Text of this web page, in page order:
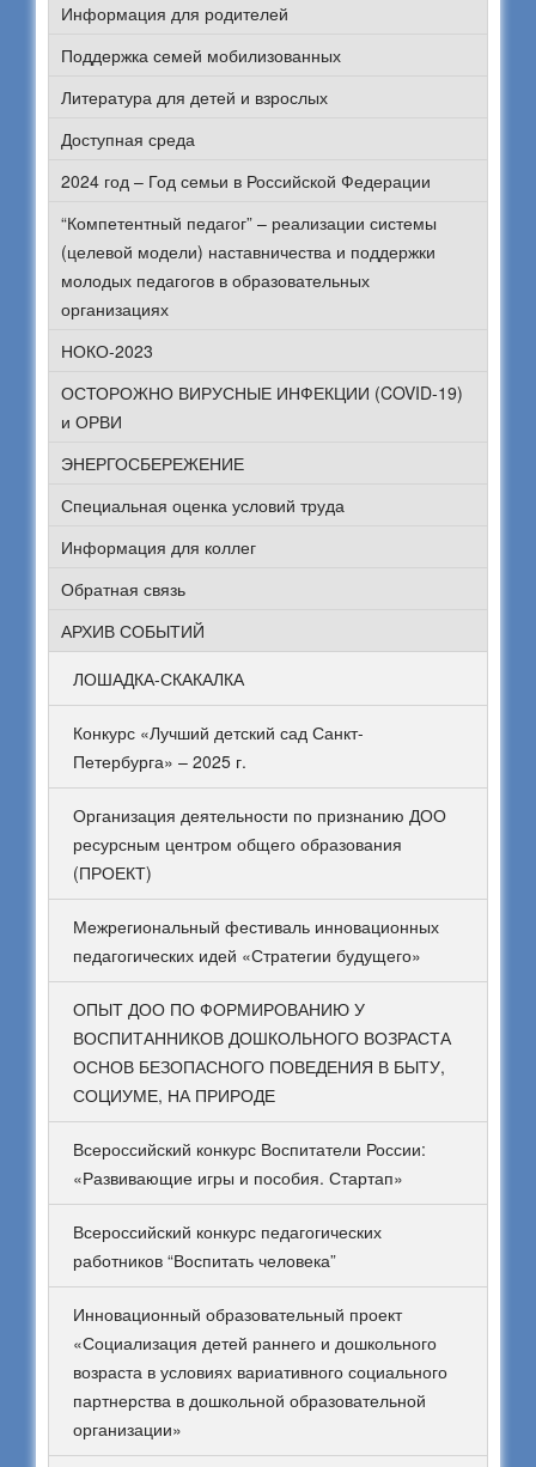
Информация для родителей
Поддержка семей мобилизованных
Литература для детей и взрослых
Доступная среда
2024 год – Год семьи в Российской Федерации
“Компетентный педагог” – реализации системы
(целевой модели) наставничества и поддержки
молодых педагогов в образовательных
организациях
НОКО-2023
ОСТОРОЖНО ВИРУСНЫЕ ИНФЕКЦИИ (COVID-19)
и ОРВИ
ЭНЕРГОСБЕРЕЖЕНИЕ
Специальная оценка условий труда
Информация для коллег
Обратная связь
АРХИВ СОБЫТИЙ
ЛОШАДКА-СКАКАЛКА
Конкурс «Лучший детский сад Санкт-
Петербурга» – 2025 г.
Организация деятельности по признанию ДОО
ресурсным центром общего образования
(ПРОЕКТ)
Межрегиональный фестиваль инновационных
педагогических идей «Стратегии будущего»
ОПЫТ ДОО ПО ФОРМИРОВАНИЮ У
ВОСПИТАННИКОВ ДОШКОЛЬНОГО ВОЗРАСТА
ОСНОВ БЕЗОПАСНОГО ПОВЕДЕНИЯ В БЫТУ,
СОЦИУМЕ, НА ПРИРОДЕ
Всероссийский конкурс Воспитатели России:
«Развивающие игры и пособия. Стартап»
Всероссийский конкурс педагогических
работников “Воспитать человека”
Инновационный образовательный проект
«Социализация детей раннего и дошкольного
возраста в условиях вариативного социального
партнерства в дошкольной образовательной
организации»